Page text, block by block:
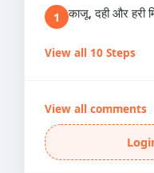
1 काजू, दही और हरी
View all 10 Steps
View all comments